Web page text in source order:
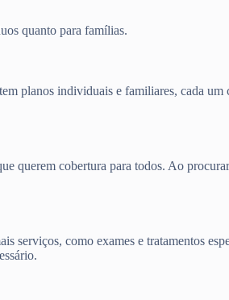
quanto para famílias.
planos individuais e familiares, cada
querem cobertura para todos. Ao
serviços, como exames e tratamentos